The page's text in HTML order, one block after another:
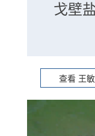
戈壁
查看 王